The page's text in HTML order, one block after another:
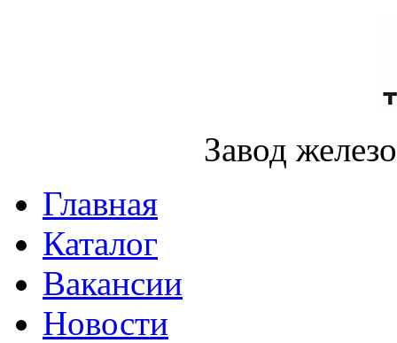
Завод
Главная
Каталог
Вакансии
Новости